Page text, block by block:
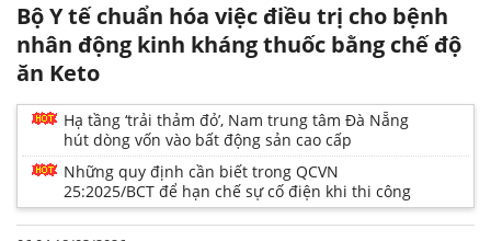
Bộ Y tế chuẩn hóa việc điều trị cho bệnh
nhân động kinh kháng thuốc bằng chế độ
ăn Keto
Hạ tầng ‘trải thảm đỏ’, Nam trung tâm Đà Nẵng
hút dòng vốn vào bất động sản cao cấp
Những quy định cần biết trong QCVN
25:2025/BCT để hạn chế sự cố điện khi thi công